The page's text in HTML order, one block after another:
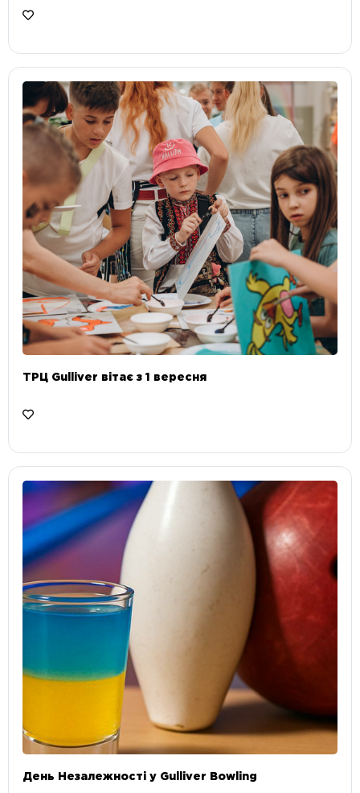
ТРЦ Gulliver вітає з 1 вересня
День Незалежності у Gulliver Bowling